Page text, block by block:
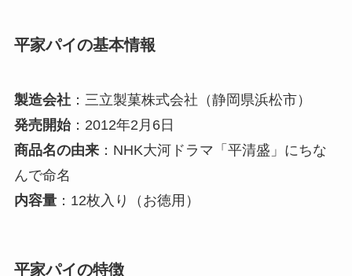
平家パイの基本情報
製造会社：三立製菓株式会社（静岡県浜松市）
発売開始：2012年2月6日
商品名の由来：NHK大河ドラマ「平清盛」にちな
んで命名
内容量：12枚入り（お徳用）
平家パイの特徴